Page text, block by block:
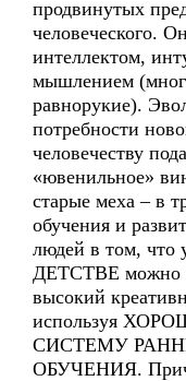
продвинутых
человеческого.
интеллектом,
мышлением
равнорукие).
потребности
человечеству
«ювенильное»
старые меха – в
обучения и
людей в том,
ДЕТСТВЕ можно
высокий
используя
СИСТЕМУ
ОБУЧЕНИЯ.